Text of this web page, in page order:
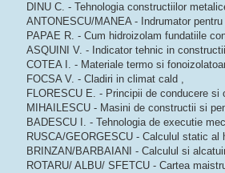
DINU C. - Tehnologia constructiilor
ANTONESCU/MANEA - Indrumator
PAPAE R. - Cum hidroizolam fundatiile
ASQUINI V. - Indicator tehnic in
COTEA I. - Materiale termo si
FOCSA V. - Cladiri in climat cald ,
FLORESCU E. - Principii de conducere si
MIHAILESCU - Masini de constructii si
BADESCU I. - Tehnologia de executie
RUSCA/GEORGESCU - Calculul static al
BRINZAN/BARBAIANI - Calculul si
ROTARU/ ALBU/ SFETCU - Cartea